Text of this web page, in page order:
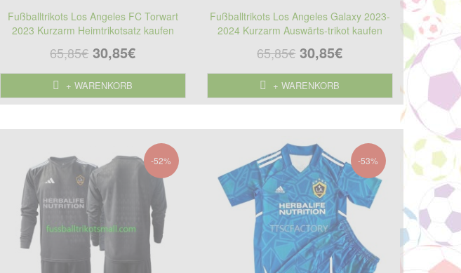
Fußballtrikots Los Angeles FC Torwart
2023 Kurzarm Heimtrikotsatz kaufen
65,85€ 30,85€
+ WARENKORB
Fußballtrikots Los Angeles Galaxy 2023-
2024 Kurzarm Auswärts-trikot kaufen
65,85€ 30,85€
+ WARENKORB
-52% -53%